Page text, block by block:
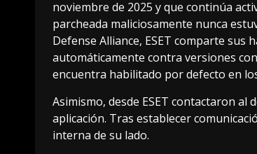
noviembre de 2025 y que continúa
parcheada maliciosamente nunca
Defense Alliance, ESET comparte
automáticamente contra versiones
encuentra habilitado por defecto en
Asimismo, desde ESET contactaron
aplicación. Tras establecer
interna de su lado.